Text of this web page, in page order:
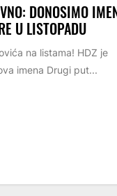
DONOSIMO
U LISTOPADU
na listama! HDZ je
imena Drugi put...